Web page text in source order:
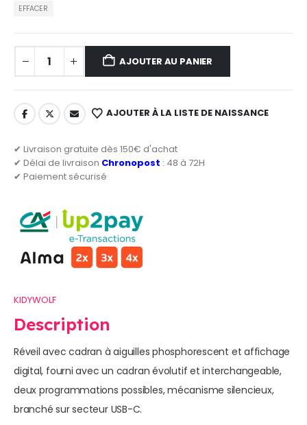
EFFACER
AJOUTER AU PANIER
AJOUTER À LA LISTE DE NAISSANCE
✔ Livraison gratuite dès 150€ d'achat
✔ Délai de livraison Chronopost : 48 à 72H
✔ Paiement sécurisé
KIDYWOLF
Description
Réveil avec cadran à aiguilles phosphorescent et affichage
digital, fourni avec un cadran évolutif et interchangeable,
deux programmations possibles, mécanisme silencieux,
branché sur secteur USB-C.